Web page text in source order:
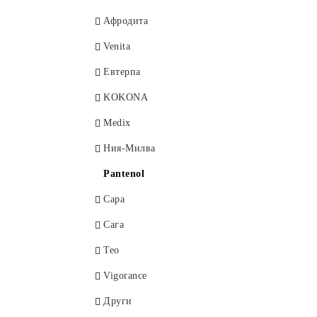
Афродита
Venita
Евтерпа
KOKONA
Medix
Ния-Милва
Pantenol
Сара
Сага
Тео
Vigorance
Други